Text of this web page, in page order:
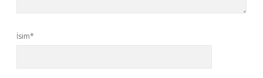
İsim*